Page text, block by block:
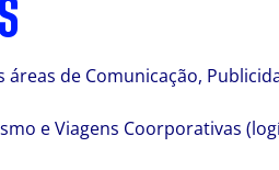
de Comunicação,
e Viagens Coorporativas